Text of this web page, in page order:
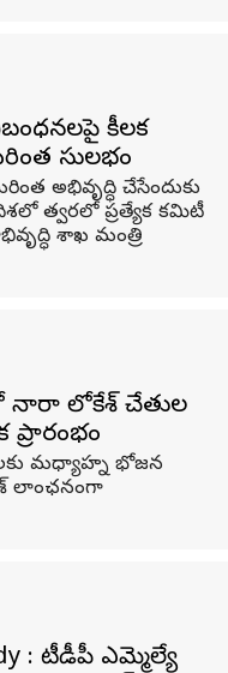
కీలక
సులభం
అభివృద్ధి చేసేందుకు
త్వరలో ప్రత్యేక కమిటీ
శాఖ మంత్రి
నారా లోకేశ్ చేతుల
మధ్యాహ్న భోజన
లాంఛనంగా
: టీడీపీ ఎమ్మెల్యే